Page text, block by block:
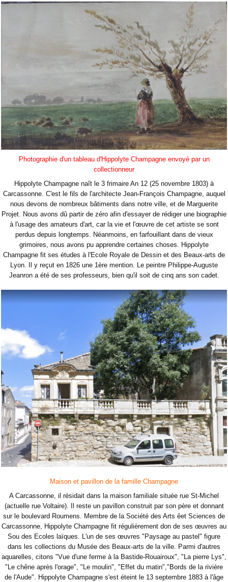
Photographie d'un tableau d'Hippolyte Champagne envoyé par un
collectionneur
Hippolyte Champagne naît le 3 frimaire An 12 (25 novembre 1803) à
Carcassonne. C'est le fils de l'architecte Jean-François Champagne, auquel
nous devons de nombreux bâtiments dans notre ville, et de Marguerite
Projet. Nous avons dû partir de zéro afin d'essayer de rédiger une biographie
à l'usage des amateurs d'art, car la vie et l'œuvre de cet artiste se sont
perdus depuis longtemps. Néanmoins, en farfouillant dans de vieux
grimoires, nous avons pu apprendre certaines choses. Hippolyte
Champagne fit ses études à l'Ecole Royale de Dessin et des Beaux-arts de
Lyon. Il y reçut en 1826 une 1ère mention. Le peintre Philippe-Auguste
Jeanron a été de ses professeurs, bien qu'il soit de cinq ans son cadet.
Maison et pavillon de la famille Champagne
A Carcassonne, il résidait dans la maison familiale située rue St-Michel
(actuelle rue Voltaire). Il reste un pavillon construit par son père et donnant
sur le boulevard Roumens. Membre de la Société des Arts êet Sciences de
Carcassonne, Hippolyte Champagne fit régulièrement don de ses œuvres au
Sou des Ecoles laïques. L'un de ses œuvres "Paysage au pastel" figure
dans les collections du Musée des Beaux-arts de la ville. Parmi d'autres
aquarelles, citons "Vue d'une ferme à la Bastide-Rouairoux", "La pierre Lys",
"Le chêne après l'orage", "Le moulin", "Effet du matin","Bords de la rivière
de l'Aude". Hippolyte Champagne s'est éteint le 13 septembre 1883 à l'âge